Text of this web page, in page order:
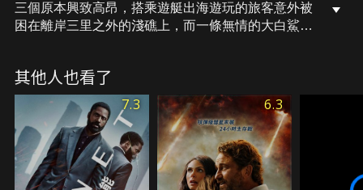
三個原本興致高昂，搭乘遊艇出海遊玩的旅客意外被
困在離岸三里之外的淺礁上，而一條無情的大白鯊潛
之中，並在回到岸上之前，與嗜血的鯊魚決一勝負…
其他人也看了
7.3 6.3